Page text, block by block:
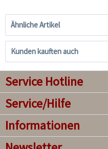
Ähnliche Artikel
Kunden kauften auch
Service Hotline
Service/Hilfe
Informationen